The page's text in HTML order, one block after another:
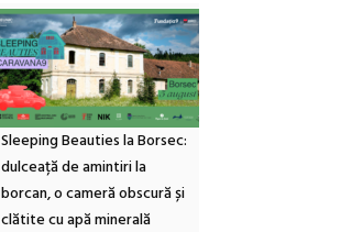
Sleeping Beauties la Borsec:
dulceață de amintiri la
borcan, o cameră obscură și
clătite cu apă minerală